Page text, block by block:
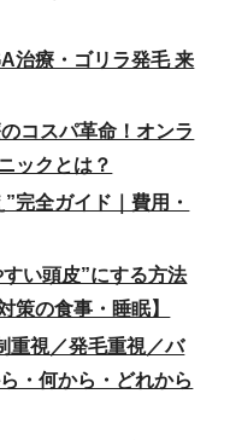
治療・ゴリラ発毛 来
コスパ革命！オンラ
ックとは？
完全ガイド｜費用・
い頭皮”にする方法
策の食事・睡眠】
重視／発毛重視／バ
・何から・どれから